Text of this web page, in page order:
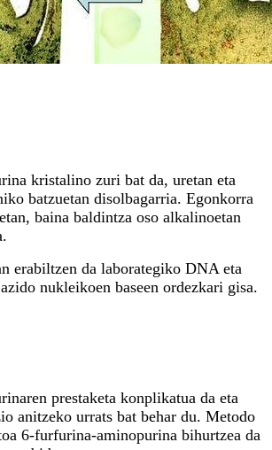
kristalino zuri bat da, uretan eta
batzuetan disolbagarria. Egonkorra
baina baldintza oso alkalinoetan
erabiltzen da laborategiko DNA eta
nukleikoen baseen ordezkari gisa.
prestaketa konplikatua da eta
anitzeko urrats bat behar du. Metodo
6-furfurina-aminopurina bihurtzea da